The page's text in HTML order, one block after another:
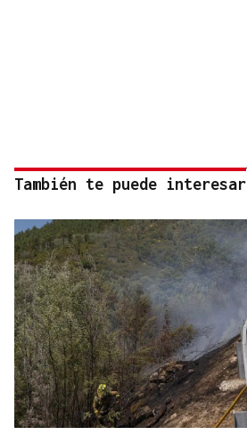
También te puede interesar